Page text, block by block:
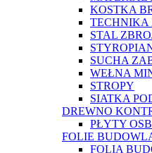
KOSTKA
TECHNIKA
STAL
SUCHA
WEŁNA
STROPY
SIATKA
DREWNO
PŁYTY OSB
FOLIE
FOLIA